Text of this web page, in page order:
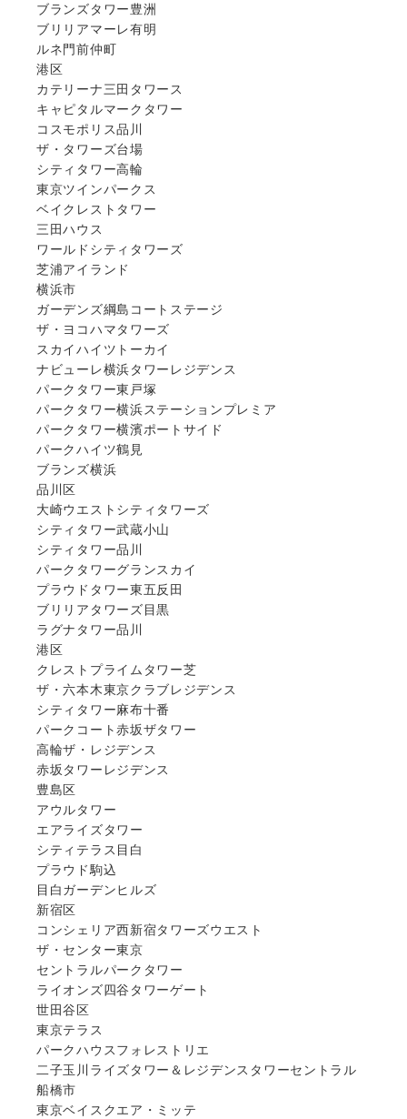
ブランズタワー豊洲
ブリリアマーレ有明
ルネ門前仲町
港区
カテリーナ三田タワース
キャピタルマークタワー
コスモポリス品川
ザ・タワーズ台場
シティタワー高輪
東京ツインパークス
ベイクレストタワー
三田ハウス
ワールドシティタワーズ
芝浦アイランド
横浜市
ガーデンズ綱島コートステージ
ザ・ヨコハマタワーズ
スカイハイツトーカイ
ナビューレ横浜タワーレジデンス
パークタワー東戸塚
パークタワー横浜ステーションプレミア
パークタワー横濱ポートサイド
パークハイツ鶴見
ブランズ横浜
品川区
大崎ウエストシティタワーズ
シティタワー武蔵小山
シティタワー品川
パークタワーグランスカイ
プラウドタワー東五反田
ブリリアタワーズ目黒
ラグナタワー品川
港区
クレストプライムタワー芝
ザ・六本木東京クラブレジデンス
シティタワー麻布十番
パークコート赤坂ザタワー
高輪ザ・レジデンス
赤坂タワーレジデンス
豊島区
アウルタワー
エアライズタワー
シティテラス目白
プラウド駒込
目白ガーデンヒルズ
新宿区
コンシェリア西新宿タワーズウエスト
ザ・センター東京
セントラルパークタワー
ライオンズ四谷タワーゲート
世田谷区
東京テラス
パークハウスフォレストリエ
二子玉川ライズタワー＆レジデンスタワーセントラル
船橋市
東京ベイスクエア・ミッテ